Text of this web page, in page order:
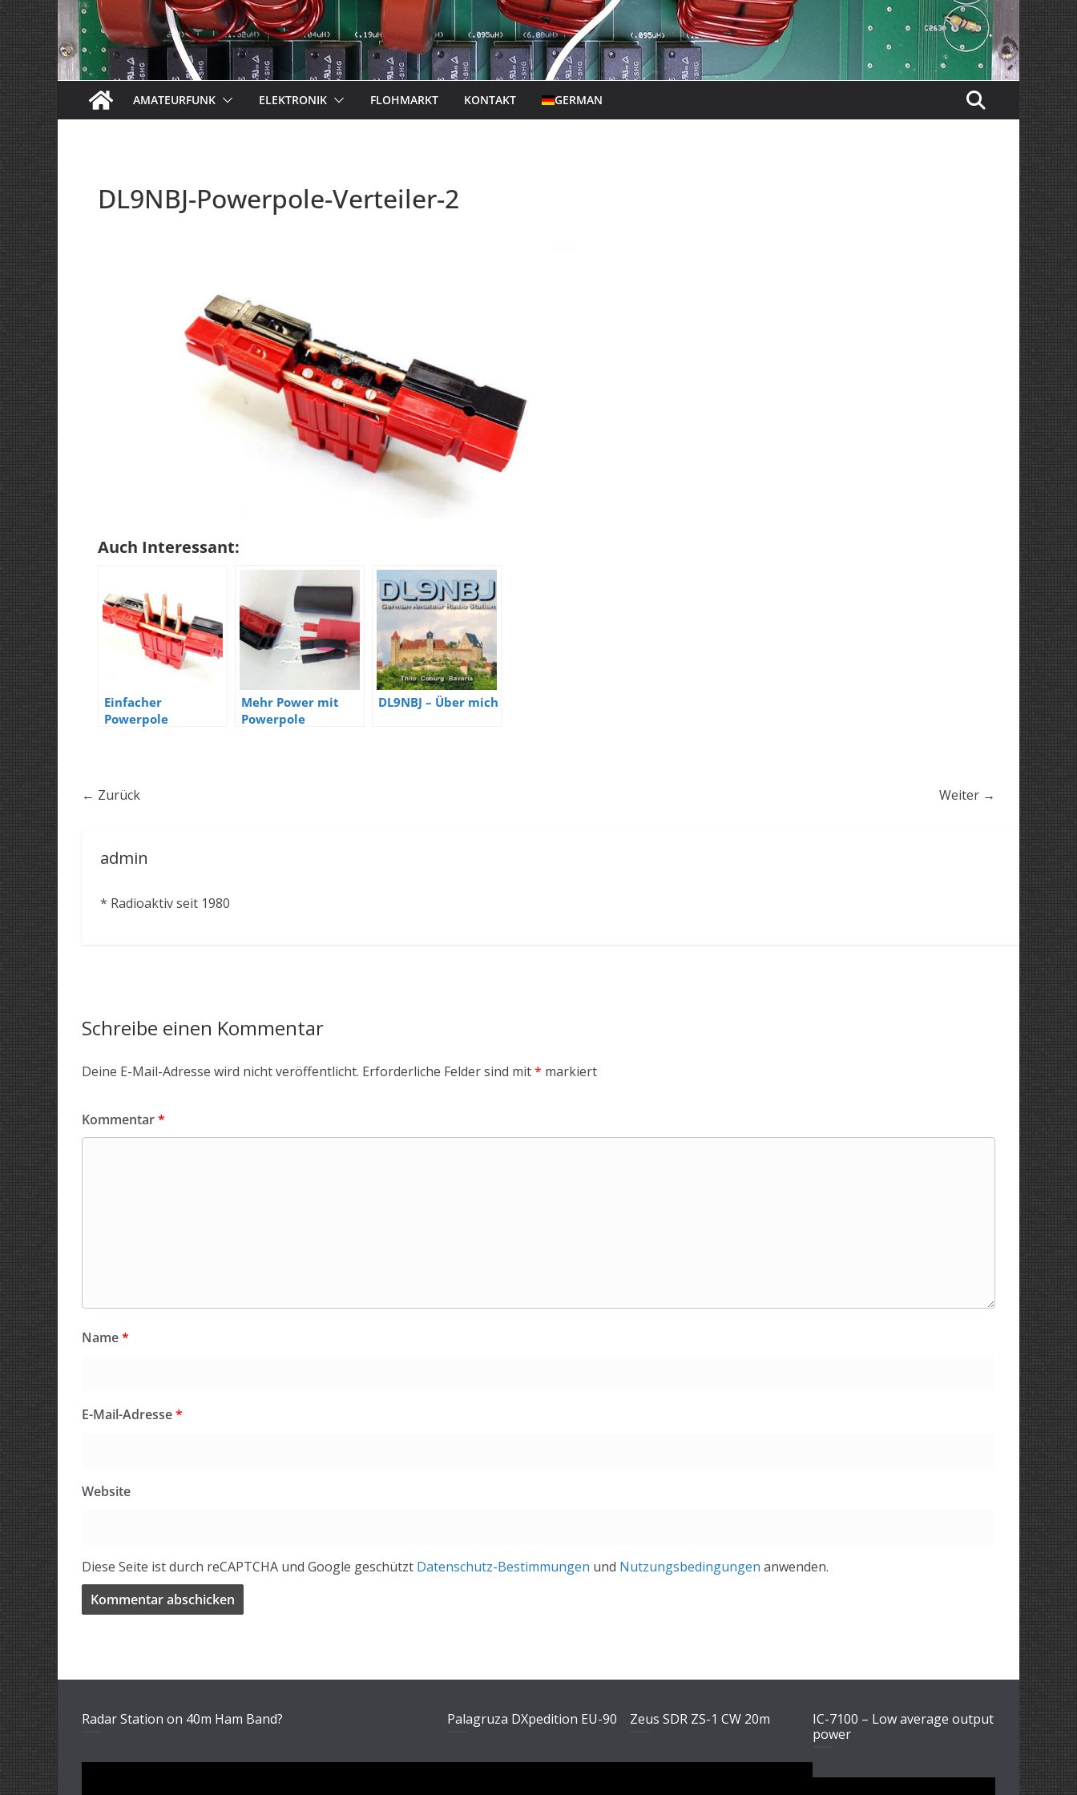
AMATEURFUNK ELEKTRONIK FLOHMARKT KONTAKT GERMAN
DL9NBJ-Powerpole-Verteiler-2
Auch Interessant:
Einfacher
Powerpole
Mehr Power mit
Powerpole
DL9NBJ – Über mich
← Zurück Weiter →
admin
* Radioaktiv seit 1980
Schreibe einen Kommentar
Deine E-Mail-Adresse wird nicht veröffentlicht. Erforderliche Felder sind mit* markiert
Kommentar*
Name*
E-Mail-Adresse*
Website
Diese Seite ist durch reCAPTCHA und Google geschützt Datenschutz-Bestimmungen und Nutzungsbedingungen anwenden.
Radar Station on 40m Ham Band? Palagruza DXpedition EU-90 Zeus SDR ZS-1 CW 20m
IC-7100 – Low average output
power